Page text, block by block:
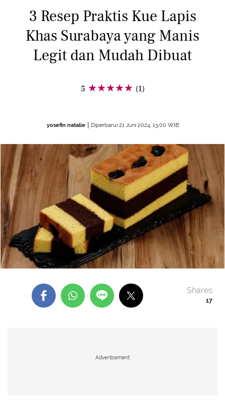
3 Resep Praktis Kue Lapis
Khas Surabaya yang Manis
Legit dan Mudah Dibuat
5 (1)
yosefin natalie Diperbarui 21 Juni 2024, 13:00 WIB
17
Shares
Advertisement